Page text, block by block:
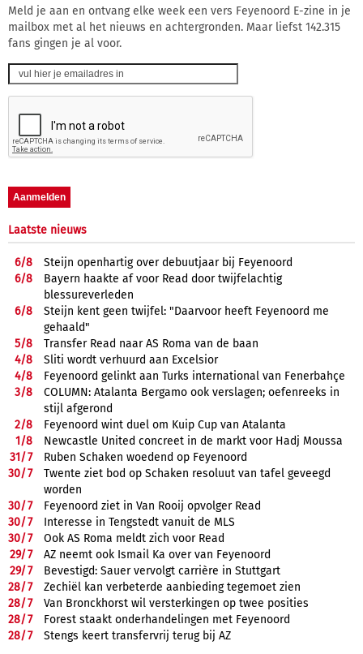
Meld je aan en ontvang elke week een vers Feyenoord E-zine in je
mailbox met al het nieuws en achtergronden. Maar liefst 142.315
fans gingen je al voor.
Laatste nieuws
6/8
Steijn openhartig over debuutjaar bij Feyenoord
6/8
Bayern haakte af voor Read door twijfelachtig
blessureverleden
6/8
Steijn kent geen twijfel: "Daarvoor heeft Feyenoord me
gehaald"
5/8
Transfer Read naar AS Roma van de baan
4/8
Sliti wordt verhuurd aan Excelsior
4/8
Feyenoord gelinkt aan Turks international van Fenerbahçe
3/8
COLUMN: Atalanta Bergamo ook verslagen; oefenreeks in
stijl afgerond
2/8
Feyenoord wint duel om Kuip Cup van Atalanta
1/8
Newcastle United concreet in de markt voor Hadj Moussa
31/7
Ruben Schaken woedend op Feyenoord
30/7
Twente ziet bod op Schaken resoluut van tafel geveegd
worden
30/7
Feyenoord ziet in Van Rooij opvolger Read
30/7
Interesse in Tengstedt vanuit de MLS
30/7
Ook AS Roma meldt zich voor Read
29/7
AZ neemt ook Ismail Ka over van Feyenoord
29/7
Bevestigd: Sauer vervolgt carrière in Stuttgart
28/7
Zechiël kan verbeterde aanbieding tegemoet zien
28/7
Van Bronckhorst wil versterkingen op twee posities
28/7
Forest staakt onderhandelingen met Feyenoord
28/7 Stengs keert transfervrij terug bij AZ